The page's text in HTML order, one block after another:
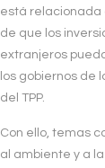
está relacionada
de que los
extranjeros
los gobiernos de
del TPP.
Con ello, temas
al ambiente y a